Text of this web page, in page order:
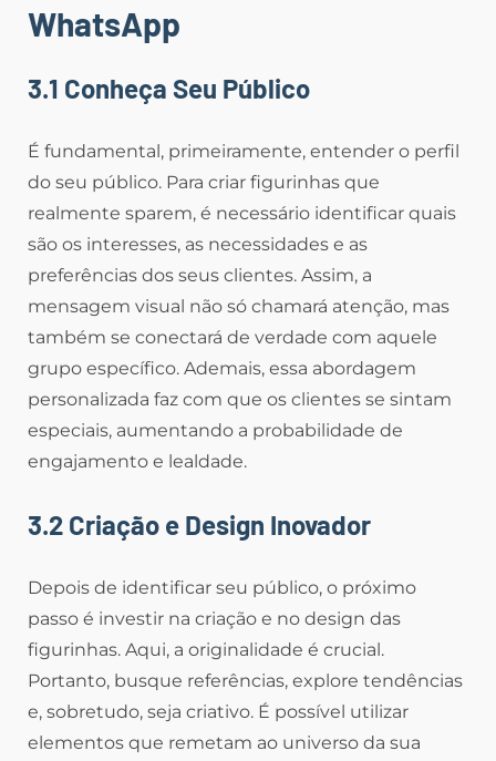
WhatsApp
3.1 Conheça Seu Público
É fundamental, primeiramente, entender o perfil
do seu público. Para criar figurinhas que
realmente sparem, é necessário identificar quais
são os interesses, as necessidades e as
preferências dos seus clientes. Assim, a
mensagem visual não só chamará atenção, mas
também se conectará de verdade com aquele
grupo específico. Ademais, essa abordagem
personalizada faz com que os clientes se sintam
especiais, aumentando a probabilidade de
engajamento e lealdade.
3.2 Criação e Design Inovador
Depois de identificar seu público, o próximo
passo é investir na criação e no design das
figurinhas. Aqui, a originalidade é crucial.
Portanto, busque referências, explore tendências
e, sobretudo, seja criativo. É possível utilizar
elementos que remetam ao universo da sua